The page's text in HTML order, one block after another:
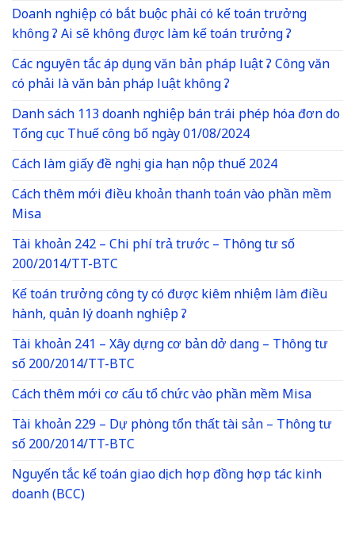
Doanh nghiệp có bắt buộc phải có kế toán trưởng
không ? Ai sẽ không được làm kế toán trưởng ?
Các nguyên tắc áp dụng văn bản pháp luật ? Công văn
có phải là văn bản pháp luật không ?
Danh sách 113 doanh nghiệp bán trái phép hóa đơn do
Tổng cục Thuế công bố ngày 01/08/2024
Cách làm giấy đề nghị gia hạn nộp thuế 2024
Cách thêm mới điều khoản thanh toán vào phần mềm
Misa
Tài khoản 242 – Chi phí trả trước – Thông tư số
200/2014/TT-BTC
Kế toán trưởng công ty có được kiêm nhiệm làm điều
hành, quản lý doanh nghiệp ?
Tài khoản 241 – Xây dựng cơ bản dở dang – Thông tư
số 200/2014/TT-BTC
Cách thêm mới cơ cấu tổ chức vào phần mềm Misa
Tài khoản 229 – Dự phòng tổn thất tài sản – Thông tư
số 200/2014/TT-BTC
Nguyến tắc kế toán giao dịch hợp đồng hợp tác kinh
doanh (BCC)